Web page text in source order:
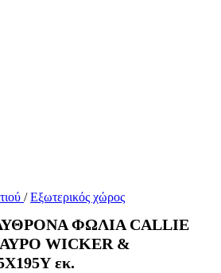
/ Εξωτερικός χώρος
ΦΩΛΙΑ CALLIE
WICKER &
εκ.